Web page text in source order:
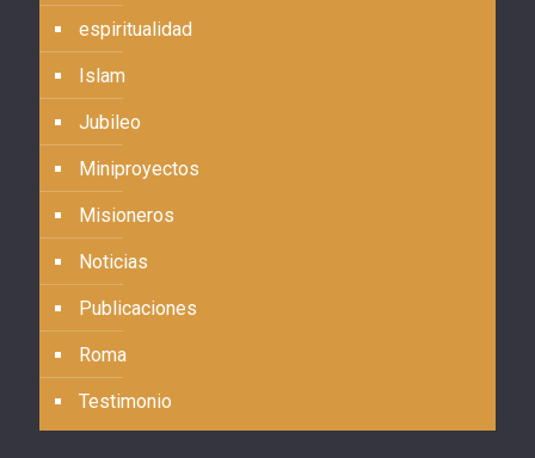
espiritualidad
Islam
Jubileo
Miniproyectos
Misioneros
Noticias
Publicaciones
Roma
Testimonio